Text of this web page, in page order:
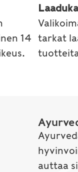
14
tarkat
auttaa